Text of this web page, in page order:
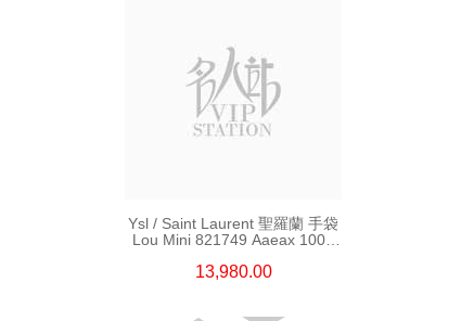
Ysl / Saint Laurent 聖羅蘭 手袋
Lou Mini 821749 Aaeax 1000
13,980.00